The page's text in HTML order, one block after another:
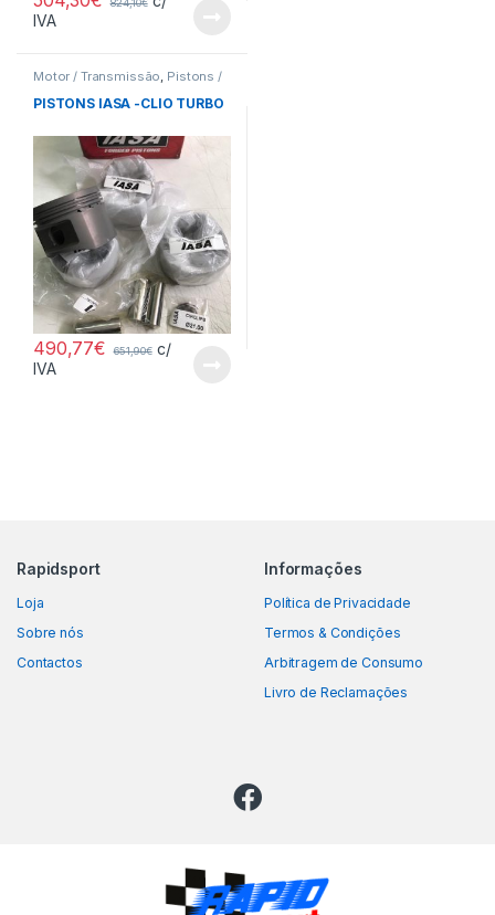
IVA
Motor / Transmissão Pistons /
PISTONS IASA -CLIO TURBO
490,77€ 651,90€ c/
IVA
Rapidsport
Loja
Sobre nós
Contactos
Informações
Política de Privacidade
Termos & Condições
Arbitragem de Consumo
Livro de Reclamações